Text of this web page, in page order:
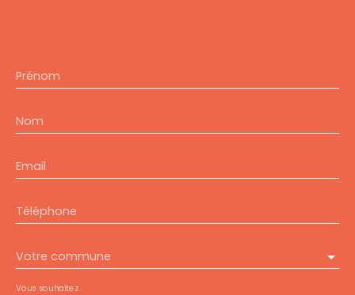
Prénom
Nom
Email
Téléphone
Votre commune
Vous souhaitez